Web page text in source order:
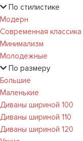
По стилистике
Модерн
Современная классика
Минимализм
Молодежные
По размеру
Большие
Маленькие
Диваны шириной 100
Диваны шириной 110
Диваны шириной 120